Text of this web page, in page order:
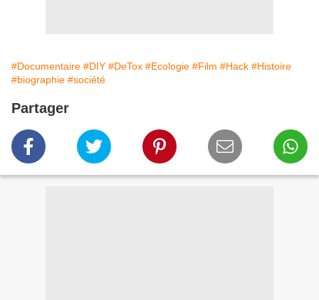
#Documentaire #DIY #DeTox #Ecologie #Film #Hack #Histoire
#biographie #société
Partager